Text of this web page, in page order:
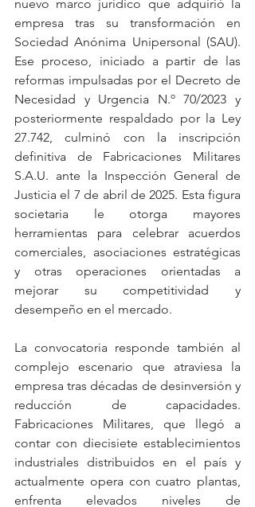
nuevo marco jurídico que adquirió la
empresa tras su transformación en
Sociedad Anónima Unipersonal (SAU).
Ese proceso, iniciado a partir de las
reformas impulsadas por el Decreto de
Necesidad y Urgencia N.º 70/2023 y
posteriormente respaldado por la Ley
27.742, culminó con la inscripción
definitiva de Fabricaciones Militares
S.A.U. ante la Inspección General de
Justicia el 7 de abril de 2025. Esta figura
societaria le otorga mayores
herramientas para celebrar acuerdos
comerciales, asociaciones estratégicas
y otras operaciones orientadas a
mejorar su competitividad y
desempeño en el mercado.
La convocatoria responde también al
complejo escenario que atraviesa la
empresa tras décadas de desinversión y
reducción de capacidades.
Fabricaciones Militares, que llegó a
contar con diecisiete establecimientos
industriales distribuidos en el país y
actualmente opera con cuatro plantas,
enfrenta elevados niveles de